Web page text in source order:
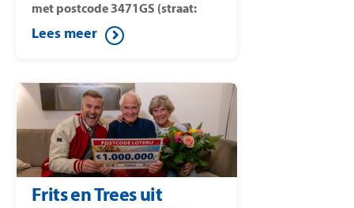
met postcode 3471GS (straat:
Mijzijde). Hier is de
SuperPostcodeprijs van 1 miljoen
ambassadeur Nicolette van Dam
verrast de winnaars vandaag met
het mooie nieuws.
Lees meer
Frits en Trees uit